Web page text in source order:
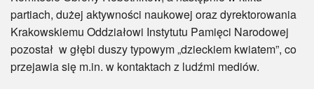
partiach, dużej aktywności naukowej oraz dyrektorowania
Krakowskiemu Oddziałowi Instytutu Pamięci Narodowej
pozostał w głębi duszy typowym „dzieckiem kwiatem”, co
przejawia się m.in. w kontaktach z ludźmi mediów.